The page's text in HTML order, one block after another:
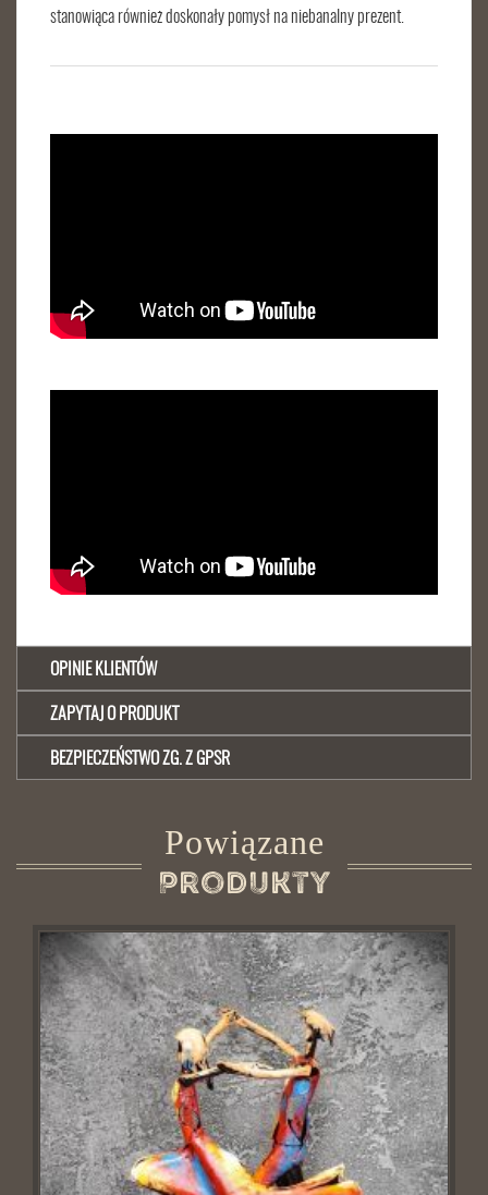
stanowiąca również doskonały pomysł na niebanalny prezent.
OPINIE KLIENTÓW
ZAPYTAJ O PRODUKT
BEZPIECZEŃSTWO ZG. Z GPSR
Powiązane
Produkty